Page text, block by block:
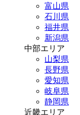
富山県
石川県
福井県
新潟県
中部エリア
山梨県
長野県
愛知県
岐阜県
静岡県
近畿エリア